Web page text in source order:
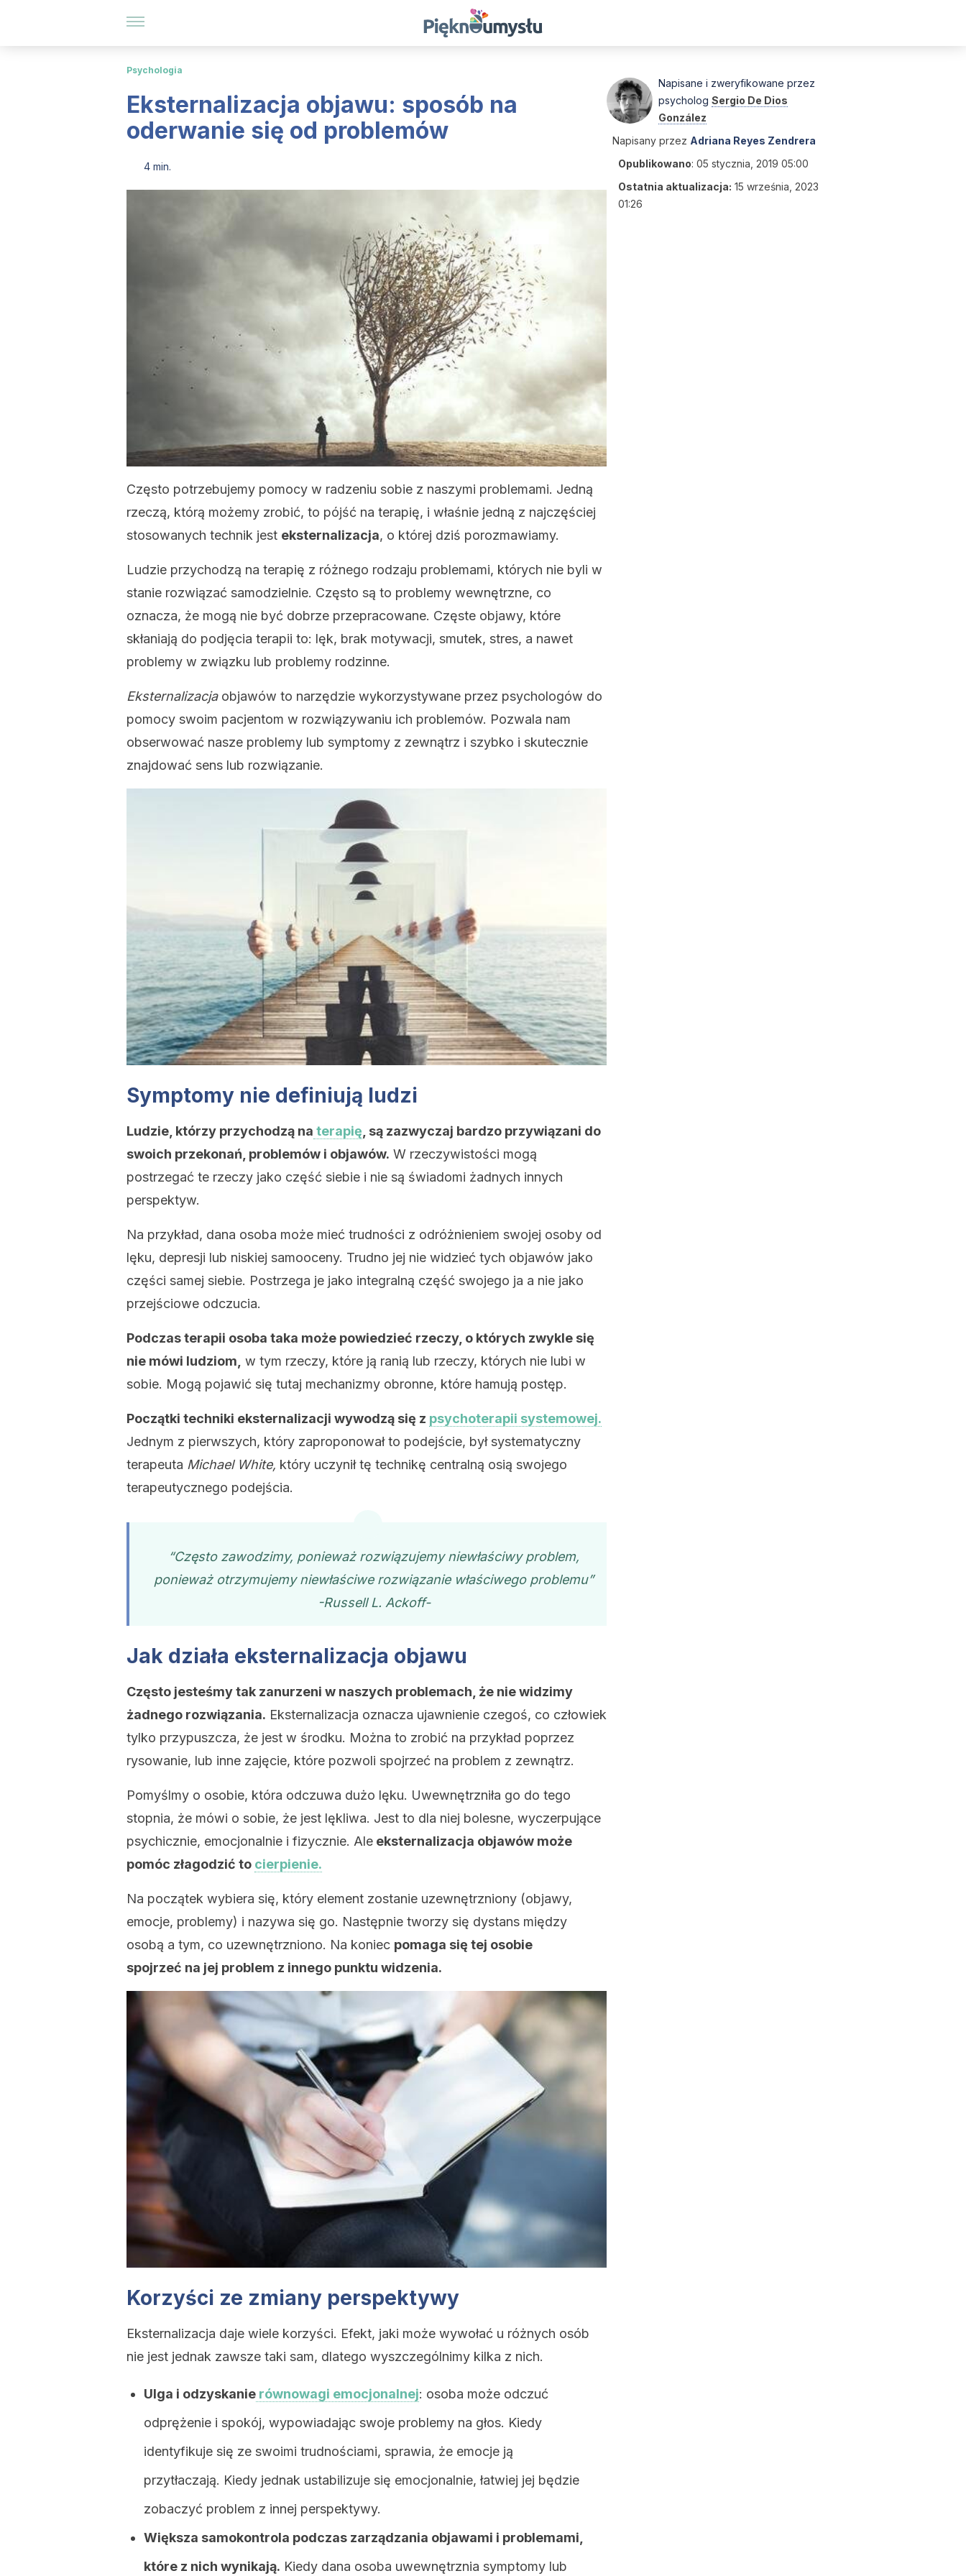
Psychologia
Eksternalizacja objawu: sposób na
oderwanie się od problemów
4 min.
Często potrzebujemy pomocy w radzeniu sobie z naszymi problemami. Jedną
rzeczą, którą możemy zrobić, to pójść na terapię, i właśnie jedną z najczęściej
stosowanych technik jest eksternalizacja, o której dziś porozmawiamy.
Ludzie przychodzą na terapię z różnego rodzaju problemami, których nie byli w
stanie rozwiązać samodzielnie. Często są to problemy wewnętrzne, co
oznacza, że mogą nie być dobrze przepracowane. Częste objawy, które
skłaniają do podjęcia terapii to: lęk, brak motywacji, smutek, stres, a nawet
problemy w związku lub problemy rodzinne.
Eksternalizacjaobjawów to narzędzie wykorzystywane przez psychologów do
pomocy swoim pacjentom w rozwiązywaniu ich problemów. Pozwala nam
obserwować nasze problemy lub symptomy z zewnątrz i szybko i skutecznie
znajdować sens lub rozwiązanie.
Symptomy nie definiują ludzi
Ludzie, którzy przychodzą na terapię , są zazwyczaj bardzo przywiązani do
swoich przekonań, problemów i objawów. W rzeczywistości mogą
postrzegać te rzeczy jako część siebie i nie są świadomi żadnych innych
perspektyw.
Na przykład, dana osoba może mieć trudności z odróżnieniem swojej osoby od
lęku, depresji lub niskiej samooceny. Trudno jej nie widzieć tych objawów jako
części samej siebie. Postrzega je jako integralną część swojego ja a nie jako
przejściowe odczucia.
Podczas terapii osoba taka może powiedzieć rzeczy, o których zwykle się
nie mówi ludziom, w tym rzeczy, które ją ranią lub rzeczy, których nie lubi w
sobie. Mogą pojawić się tutaj mechanizmy obronne, które hamują postęp.
Początki techniki eksternalizacji wywodzą się z psychoterapii systemowej.
Jednym z pierwszych, który zaproponował to podejście, był systematyczny
terapeuta Michael White, który uczynił tę technikę centralną osią swojego
terapeutycznego podejścia.
“Często zawodzimy, ponieważ rozwiązujemy niewłaściwy problem,
ponieważ otrzymujemy niewłaściwe rozwiązanie właściwego problemu”
-Russell L. Ackoff-
Jak działa eksternalizacja objawu
Często jesteśmy tak zanurzeni w naszych problemach, że nie widzimy
żadnego rozwiązania. Eksternalizacja oznacza ujawnienie czegoś, co człowiek
tylko przypuszcza, że jest w środku. Można to zrobić na przykład poprzez
rysowanie, lub inne zajęcie, które pozwoli spojrzeć na problem z zewnątrz.
Pomyślmy o osobie, która odczuwa dużo lęku. Uwewnętrzniła go do tego
stopnia, że mówi o sobie, że jest lękliwa. Jest to dla niej bolesne, wyczerpujące
psychicznie, emocjonalnie i fizycznie. Ale eksternalizacja objawów może
pomóc złagodzić to cierpienie.
Na początek wybiera się, który element zostanie uzewnętrzniony (objawy,
emocje, problemy) i nazywa się go. Następnie tworzy się dystans między
osobą a tym, co uzewnętrzniono. Na koniec pomaga się tej osobie
spojrzeć na jej problem z innego punktu widzenia.
Korzyści ze zmiany perspektywy
Eksternalizacja daje wiele korzyści. Efekt, jaki może wywołać u różnych osób
nie jest jednak zawsze taki sam, dlatego wyszczególnimy kilka z nich.
Ulga i odzyskanie równowagi emocjonalnej: osoba może odczuć
odprężenie i spokój, wypowiadając swoje problemy na głos. Kiedy
identyfikuje się ze swoimi trudnościami, sprawia, że emocje ją
przytłaczają. Kiedy jednak ustabilizuje się emocjonalnie, łatwiej jej będzie
zobaczyć problem z innej perspektywy.
Większa samokontrola podczas zarządzania objawami i problemami,
które z nich wynikają. Kiedy dana osoba uwewnętrznia symptomy lub
Napisane i zweryfikowane przez
psycholog Sergio De Dios
González
Napisany przez Adriana Reyes Zendrera
Opublikowano: 05 stycznia, 2019 05:00
Ostatnia aktualizacja: 15 września, 2023
01:26